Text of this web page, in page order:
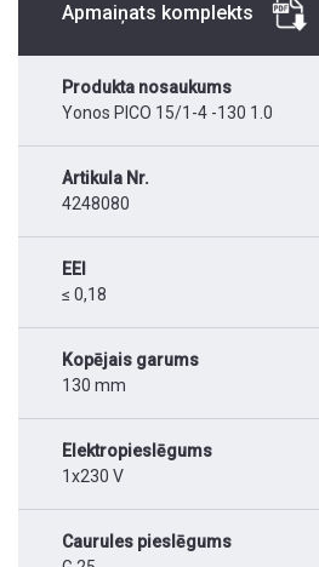
Apmaiņats komplekts
Produkta nosaukums
Yonos PICO 15/1-4 -130 1.0
Artikula Nr.
4248080
EEI
≤ 0,18
Kopējais garums
130 mm
Elektropieslēgums
1x230 V
Caurules pieslēgums